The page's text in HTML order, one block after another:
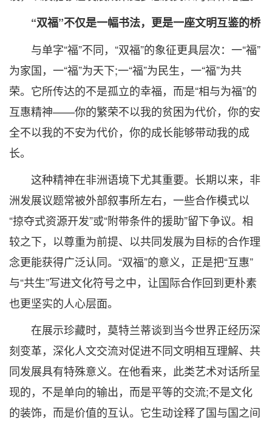
“双福”不仅是一幅书法，更是一座文明互鉴的桥
与单字“福”不同，“双福”的象征更具层次：一“福”
为家国，一“福”为天下;一“福”为民生，一“福”为共
荣。它所传达的不是孤立的幸福，而是“相与为福”的
互惠精神——你的繁荣不以我的贫困为代价，你的安
全不以我的不安为代价，你的成长能够带动我的成
长。
这种精神在非洲语境下尤其重要。长期以来，非
洲发展议题常被外部叙事所左右，一些合作模式以
“掠夺式资源开发”或“附带条件的援助”留下争议。相
较之下，以尊重为前提、以共同发展为目标的合作理
念更能获得广泛认同。“双福”的意义，正是把“互惠”
与“共生”写进文化符号之中，让国际合作回到更朴素
也更坚实的人心层面。
在展示珍藏时，莫特兰蒂谈到当今世界正经历深
刻变革，深化人文交流对促进不同文明相互理解、共
同发展具有特殊意义。在他看来，此类艺术对话所呈
现的，不是单向的输出，而是平等的交流;不是文化
的装饰，而是价值的互认。它生动诠释了国与国之间